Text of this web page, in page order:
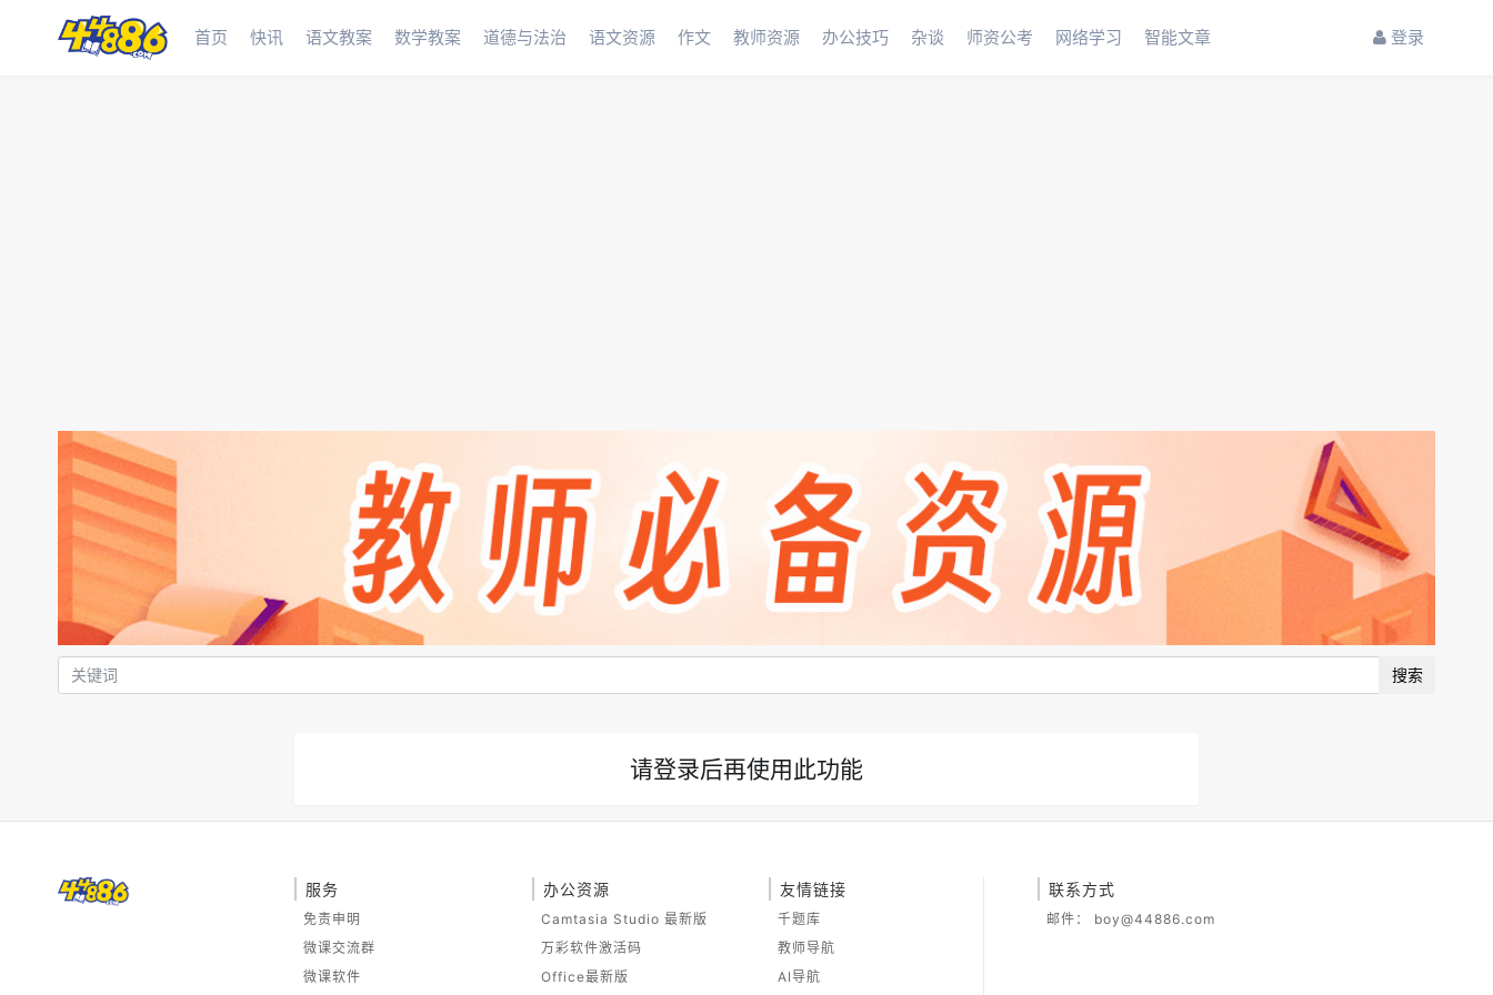
首页 快讯 语文教案 数学教案 道德与法治 语文资源 作文 教师资源 办公技巧 杂谈 师资公考 网络学习 智能文章 登录
搜索
请登录后再使用此功能
服务
免责申明
微课交流群
微课软件
办公资源
Camtasia Studio 最新版
万彩软件激活码
Office最新版
友情链接
千题库
教师导航
AI导航
联系方式
邮件： boy@44886.com